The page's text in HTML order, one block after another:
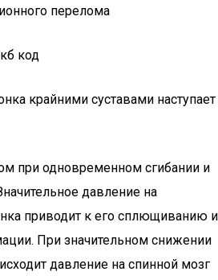
перелома
крайними суставами наступает
при одновременном сгибании и
давление на
приводит к его сплющиванию и
При значительном снижении
давление на спинной мозг